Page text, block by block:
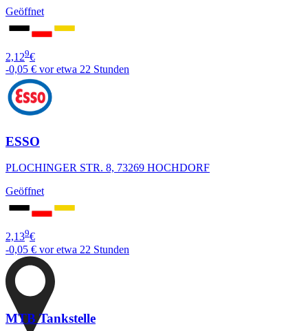
Geöffnet
2,129€
-0,05 € vor etwa 22 Stunden
ESSO
PLOCHINGER STR. 8, 73269 HOCHDORF
Geöffnet
2,139€
-0,05 € vor etwa 22 Stunden
MTB Tankstelle